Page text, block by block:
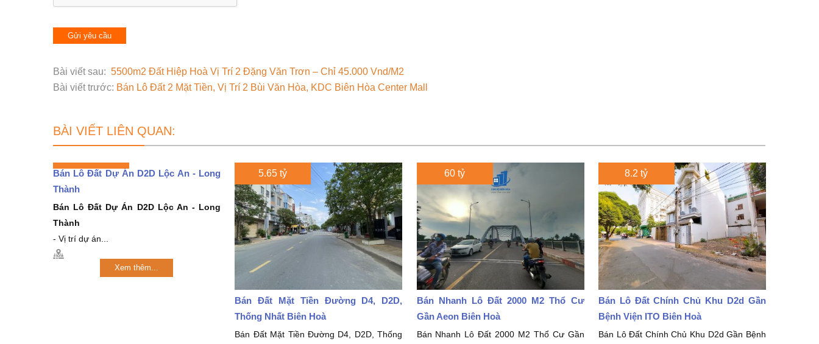
Bài viết sau: 5500m2 Đất Hiệp Hoà Vị Trí 2 Đặng Văn Trơn – Chỉ 45.000 Vnd/M2
Bài viết trước: Bán Lô Đất 2 Mặt Tiền, Vị Trí 2 Bùi Văn Hòa, KDC Biên Hòa Center Mall
BÀI VIẾT LIÊN QUAN:
Bán Lô Đất Dự Án D2D Lộc An - Long
Thành
Bán Lô Đất Dự Án D2D Lộc An - Long
Thành
- Vị trí dự án...
Xem thêm...
5.65 tỷ
Bán Đất Mặt Tiền Đường D4, D2D,
Thống Nhất Biên Hoà
Bán Đất Mặt Tiền Đường D4, D2D, Thống
60 tỷ
Bán Nhanh Lô Đất 2000 M2 Thổ Cư
Gần Aeon Biên Hoà
Bán Nhanh Lô Đất 2000 M2 Thổ Cư Gần
8.2 tỷ
Bán Lô Đất Chính Chủ Khu D2d Gần
Bệnh Viện ITO Biên Hoà
Bán Lô Đất Chính Chủ Khu D2d Gần Bệnh